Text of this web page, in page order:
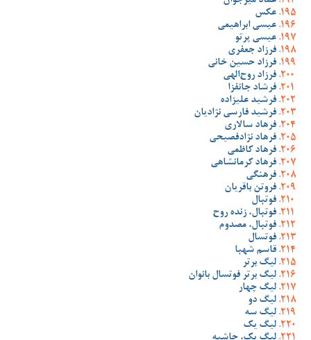
عکس
عیسی ابراهیمی
عیسی پرتو
فرزاد جعفری
فرزاد حسین خانی
فرزاد روح‌الهی
فرشاد جانفزا
فرشید علیزاده
فرشید فارسی نژادیان
فرهاد سالاری
فرهاد نژادفصیحی
فرهاد کاظمی
فرهاد کرمانشاهی
فرهنگی
فروتن باقریان
فوتبال
فوتبال، زنده روح
فوتبال، مصدوم
فوتسال
قاسم شهبا
لیگ برتر
لیگ برتر فوتسال بانوان
لیگ چهار
لیگ دو
لیگ سه
لیگ یک